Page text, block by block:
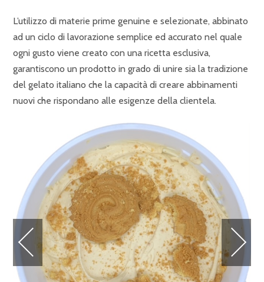
L’utilizzo di materie prime genuine e selezionate, abbinato
ad un ciclo di lavorazione semplice ed accurato nel quale
ogni gusto viene creato con una ricetta esclusiva,
garantiscono un prodotto in grado di unire sia la tradizione
del gelato italiano che la capacità di creare abbinamenti
nuovi che rispondano alle esigenze della clientela.